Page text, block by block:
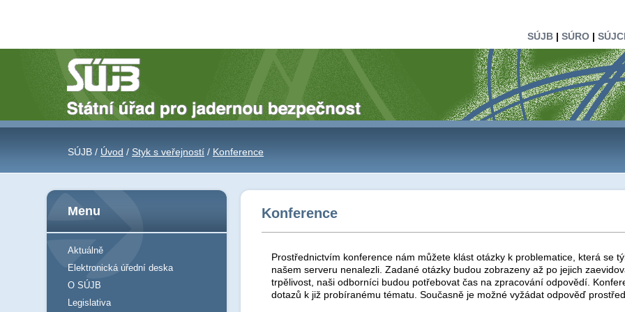
SÚJB| SÚRO|
SÚJB / Úvod / Styk s veřejností / Konference
Konference
Prostřednictvím konference nám můžete klást otázky k problematice, která se
našem serveru nenalezli. Zadané otázky budou zobrazeny až po jejich
trpělivost, naši odborníci budou potřebovat čas na zpracování odpovědí.
dotazů k již probíranému tématu. Současně je možné vyžádat odpověď
Menu
Aktuálně
Elektronická úřední deska
O SÚJB
Legislativa